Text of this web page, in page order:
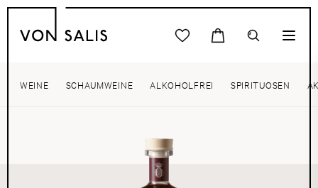
WEINE SCHAUMWEINE ALKOHOLFREI SPIRITUOSEN